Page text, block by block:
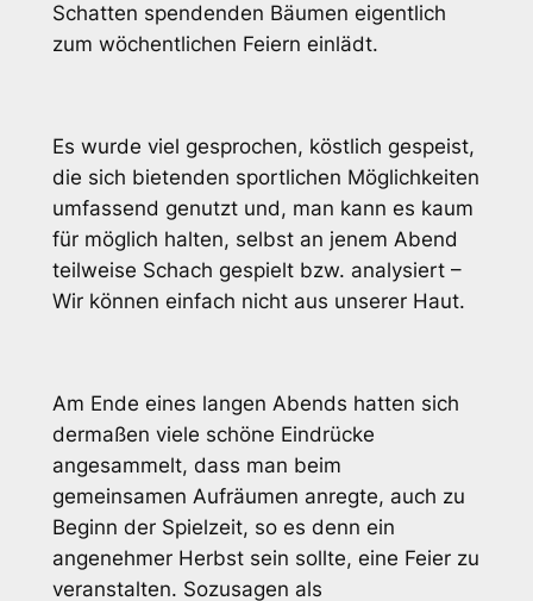
Schatten spendenden Bäumen eigentlich
zum wöchentlichen Feiern einlädt.
Es wurde viel gesprochen, köstlich gespeist,
die sich bietenden sportlichen Möglichkeiten
umfassend genutzt und, man kann es kaum
für möglich halten, selbst an jenem Abend
teilweise Schach gespielt bzw. analysiert –
Wir können einfach nicht aus unserer Haut.
Am Ende eines langen Abends hatten sich
dermaßen viele schöne Eindrücke
angesammelt, dass man beim
gemeinsamen Aufräumen anregte, auch zu
Beginn der Spielzeit, so es denn ein
angenehmer Herbst sein sollte, eine Feier zu
veranstalten. Sozusagen als